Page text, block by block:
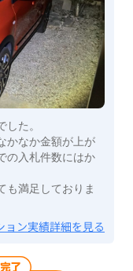
た。
かなか金額が上が
の入札件数にはか
も満足しておりま
ョン実績詳細を見る